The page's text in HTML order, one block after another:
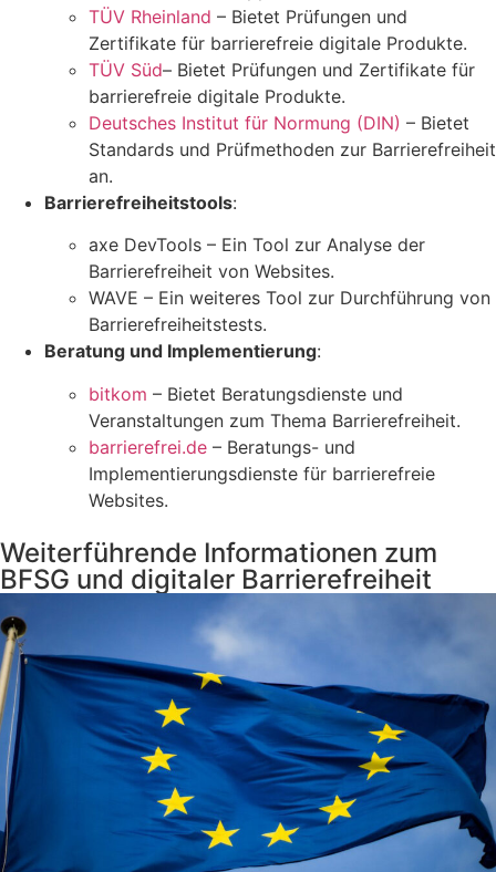
TÜV Rheinland – Bietet Prüfungen und
Zertifikate für barrierefreie digitale Produkte.
TÜV Süd– Bietet Prüfungen und Zertifikate für
barrierefreie digitale Produkte.
Deutsches Institut für Normung (DIN) – Bietet
Standards und Prüfmethoden zur Barrierefreiheit
an.
Barrierefreiheitstools:
axe DevTools – Ein Tool zur Analyse der
Barrierefreiheit von Websites.
WAVE – Ein weiteres Tool zur Durchführung von
Barrierefreiheitstests.
Beratung und Implementierung:
bitkom – Bietet Beratungsdienste und
Veranstaltungen zum Thema Barrierefreiheit.
barrierefrei.de – Beratungs- und
Implementierungsdienste für barrierefreie
Websites.
Weiterführende Informationen zum
BFSG und digitaler Barrierefreiheit